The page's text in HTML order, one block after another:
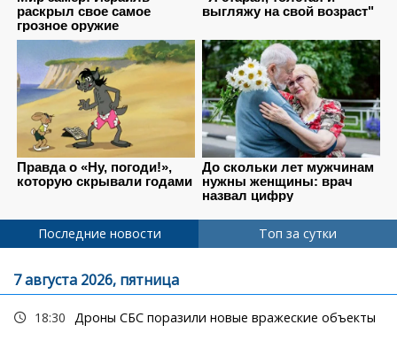
Последние новости Топ за сутки
7 августа 2026, пятница
18:30 Дроны СБС поразили новые вражеские объекты